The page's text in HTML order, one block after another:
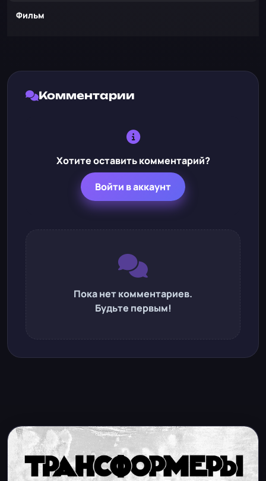
Фильм
Комментарии
Хотите оставить комментарий?
Войти в аккаунт
Пока нет комментариев.
Будьте первым!